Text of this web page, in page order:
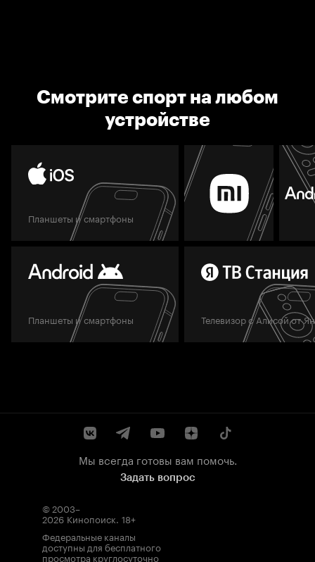
Смотрите спорт на любом
устройстве
Планшеты и смартфоны
Планшеты и смартфоны Телевизор с Алисой от
Мы всегда готовы вам помочь.
Задать вопрос
© 2003–
2026 Кинопоиск. 18+
Федеральные каналы
доступны для бесплатного
просмотра круглосуточно